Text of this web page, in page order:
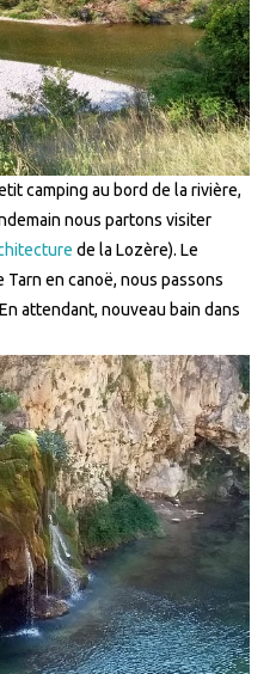
camping au bord de la rivière,
nous partons visiter
de la Lozère). Le
en canoë, nous passons
attendant, nouveau bain dans